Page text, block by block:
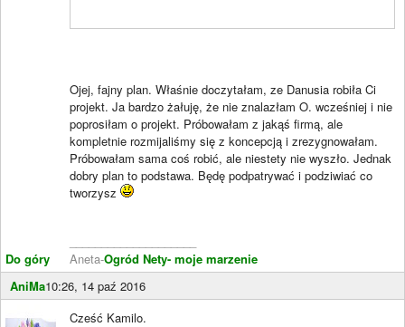
Do góry
Ojej, fajny plan. Właśnie doczytałam, ze Danusia robiła Ci
projekt. Ja bardzo żałuję, że nie znalazłam O. wcześniej i nie
poprosiłam o projekt. Próbowałam z jakąś firmą, ale
kompletnie rozmijaliśmy się z koncepcją i zrezygnowałam.
Próbowałam sama coś robić, ale niestety nie wyszło. Jednak
dobry plan to podstawa. Będę podpatrywać i podziwiać co
tworzysz
Aneta-Ogród Nety- moje marzenie
AniMa10:26, 14 paź 2016
Cześć Kamilo.